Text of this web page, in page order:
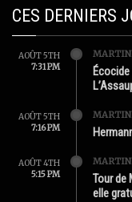
CES DERNIERS
AOÛT 5TH
7:31 PM
Écocide
AOÛT 5TH
7:16 PM
AOÛT 4TH
5:15 PM
Tour de
elle